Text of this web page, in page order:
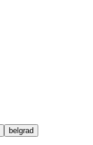
belgrad